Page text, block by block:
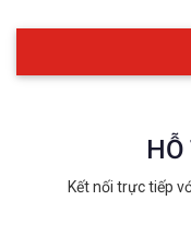
Kết nối trực tiếp